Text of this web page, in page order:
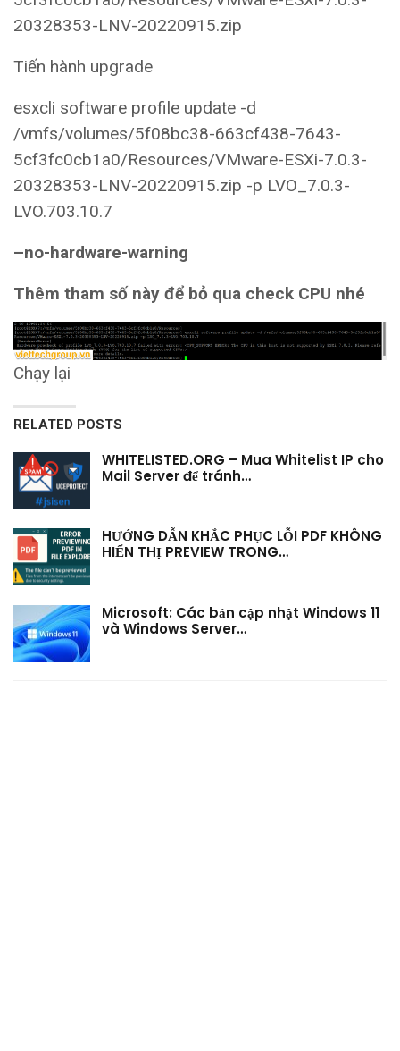
20328353-LNV-20220915.zip
Tiến hành upgrade
esxcli software profile update -d
/vmfs/volumes/5f08bc38-663cf438-7643-
5cf3fc0cb1a0/Resources/VMware-ESXi-7.0.3-
20328353-LNV-20220915.zip -p LVO_7.0.3-
LVO.703.10.7
–no-hardware-warning
Thêm tham số này để bỏ qua check CPU nhé
Chạy lại
RELATED POSTS
WHITELISTED.ORG – Mua Whitelist IP cho
Mail Server để tránh…
HƯỚNG DẪN KHẮC PHỤC LỖI PDF KHÔNG
HIỂN THỊ PREVIEW TRONG…
Microsoft: Các bản cập nhật Windows 11
và Windows Server…